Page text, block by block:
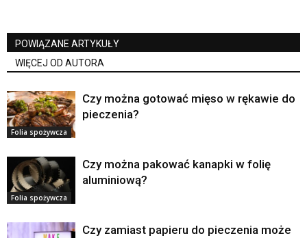
POWIĄZANE ARTYKUŁY
WIĘCEJ OD AUTORA
Folia spożywcza
Czy można gotować mięso w rękawie do
pieczenia?
Folia spożywcza
Czy można pakować kanapki w folię
aluminiową?
Czy zamiast papieru do pieczenia może